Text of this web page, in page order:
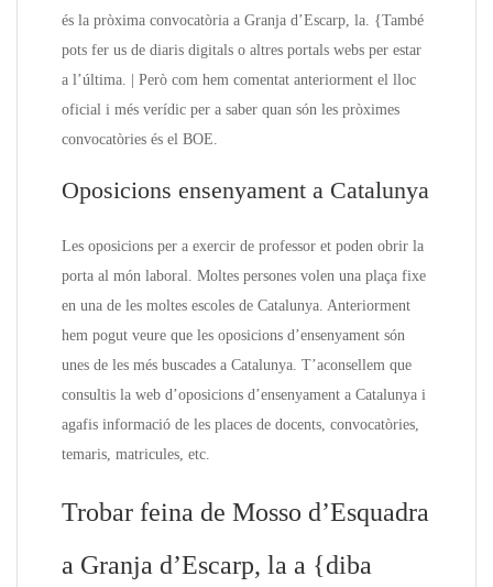
és la pròxima convocatòria a Granja d’Escarp, la. {També
pots fer us de diaris digitals o altres portals webs per estar
a l’última. | Però com hem comentat anteriorment el lloc
oficial i més verídic per a saber quan són les pròximes
convocatòries és el BOE.
Oposicions ensenyament a Catalunya
Les oposicions per a exercir de professor et poden obrir la
porta al món laboral. Moltes persones volen una plaça fixe
en una de les moltes escoles de Catalunya. Anteriorment
hem pogut veure que les oposicions d’ensenyament són
unes de les més buscades a Catalunya. T’aconsellem que
consultis la web d’oposicions d’ensenyament a Catalunya i
agafis informació de les places de docents, convocatòries,
temaris, matricules, etc.
Trobar feina de Mosso d’Esquadra
a Granja d’Escarp, la a {diba